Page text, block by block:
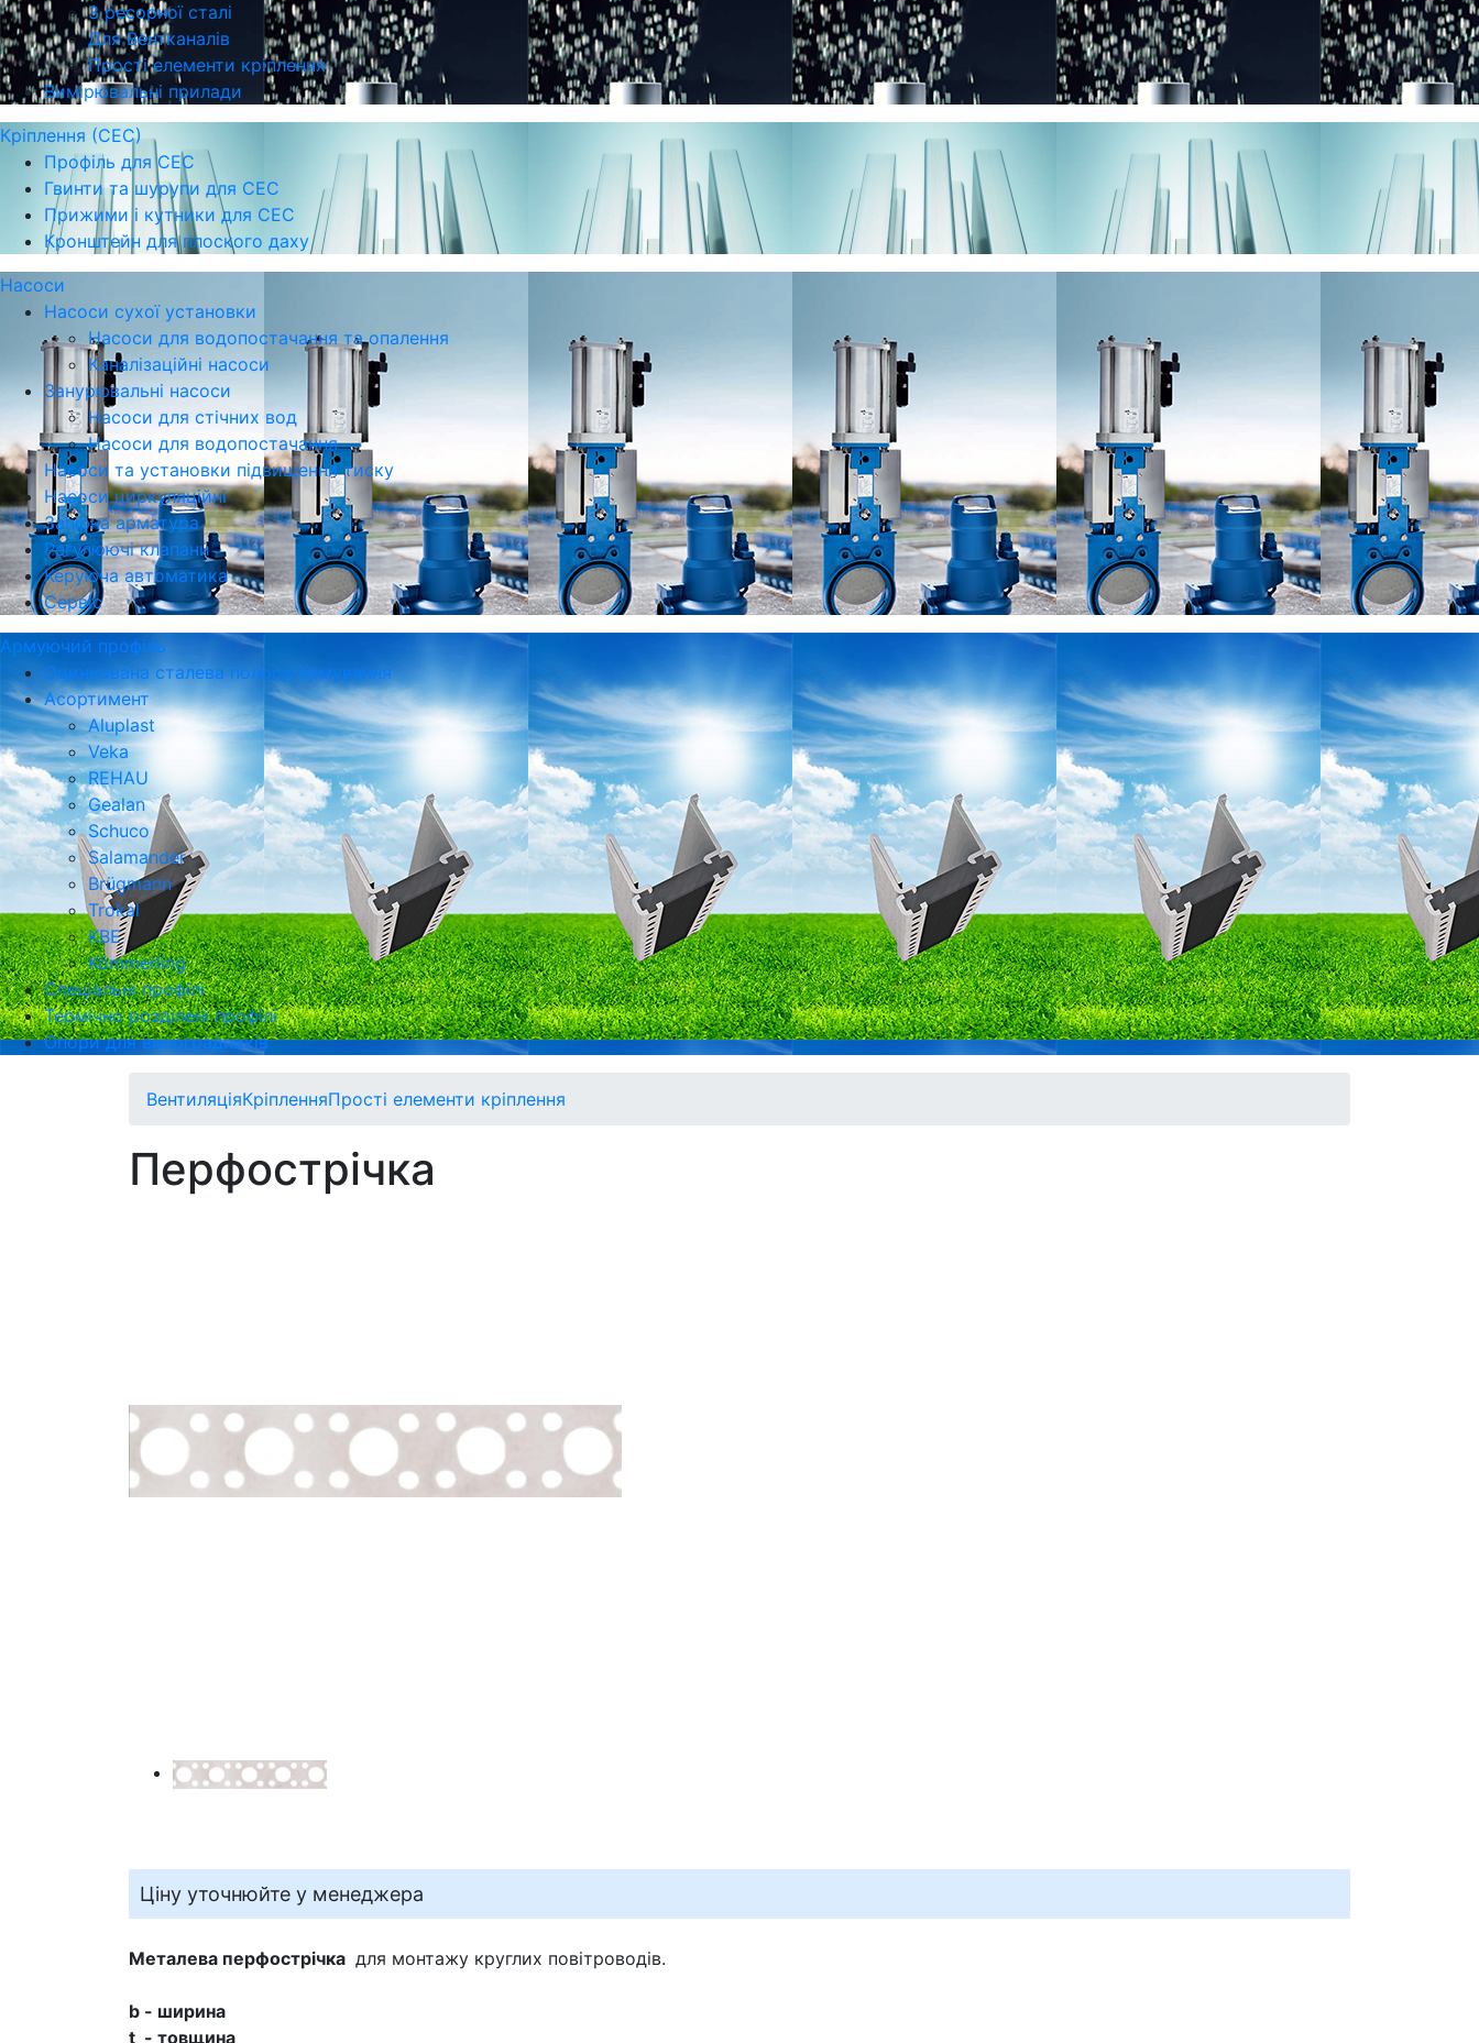
З ресорної сталі
Для Вентканалів
Прості елементи кріплення
Вимірювальні прилади
Кріплення (СЕС)
Профіль для СЕС
Гвинти та шурупи для СЕС
Прижими і кутники для СЕС
Кронштейн для плоского даху
Насоси
Насоси сухої установки
Насоси для водопостачання та опалення
Каналізаційні насоси
Занурювальні насоси
Насоси для стічних вод
Насоси для водопостачання
Насоси та установки підвищення тиску
Насоси циркуляційні
Запірна арматура
Регулюючі клапани
Керуюча автоматика
Сервіс
Армуючий профіль
Оцинкована сталева полоса/армування
Асортимент
Aluplast
Veka
REHAU
Gealan
Schuco
Salamander
Brügmann
Trokal
KBE
Kömmerling
Спеціальні профілі
Термічно розділені профілі
Опори для виноградників
ВентиляціяКріпленняПрості елементи кріплення
Перфострічка
Ціну уточнюйте у менеджера
Металева перфострічка для монтажу круглих повітроводів.
b - ширина
t - товщина